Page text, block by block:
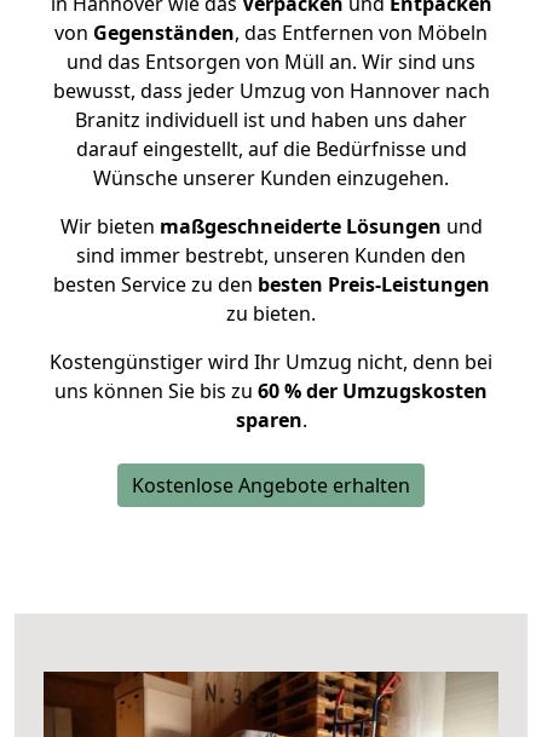
von Gegenständen, das Entfernen von Möbeln
und das Entsorgen von Müll an. Wir sind uns
bewusst, dass jeder Umzug von Hannover nach
Branitz individuell ist und haben uns daher
darauf eingestellt, auf die Bedürfnisse und
Wünsche unserer Kunden einzugehen.
Wir bieten maßgeschneiderte Lösungen und
sind immer bestrebt, unseren Kunden den
besten Service zu den besten Preis-Leistungen
zu bieten.
Kostengünstiger wird Ihr Umzug nicht, denn bei
uns können Sie bis zu 60 % der Umzugskosten
sparen.
Kostenlose Angebote erhalten